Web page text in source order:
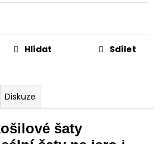
Hlídat Sdílet
Diskuze
šaty